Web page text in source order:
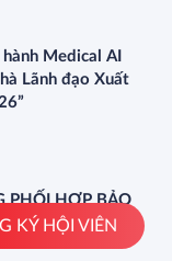
Medical AI
Lãnh đạo Xuất
PHỐI HỢP BẢO
YẾN SÀO
KÝ HỘI VIÊN